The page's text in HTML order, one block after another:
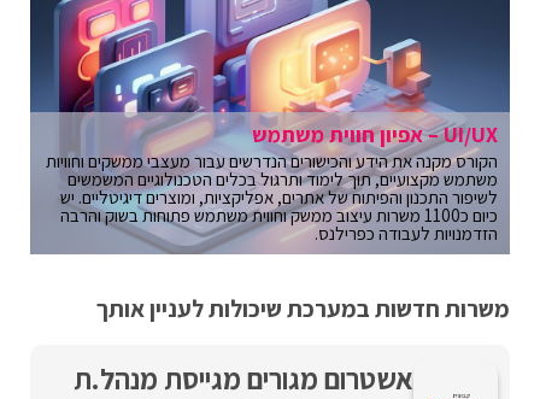
UI/UX – אפיון חווית משתמש
הקורס מקנה את הידע והכישורים הנדרשים עבור מעצבי ממשקים וחוויות
משתמש מקצועיים, תוך לימוד ותרגול בכלים הטכנולוגיים המשמשים
לשיפור התכנון והפיתוח של אתרים, אפליקציות, ומוצרים דיגיטליים. יש
כיום כ1100 משרות עיצוב ממשק וחווית משתמש פתוחות בשוק והרבה
הזדמנויות לעבודה כפרילנס.
משרות חדשות במערכת שיכולות לעניין אותך
אשטרום מגורים מגייסת מנהל.ת